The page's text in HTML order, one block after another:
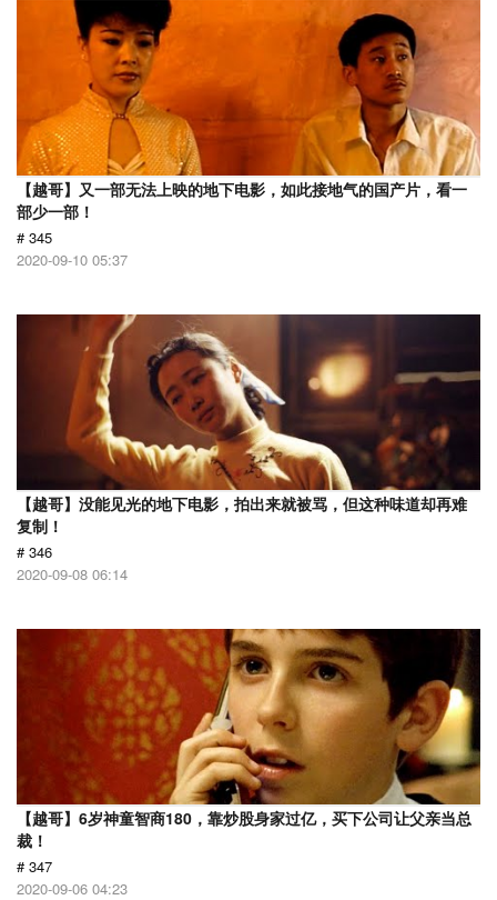
【越哥】又一部无法上映的地下电影，如此接地气的国产片，看一
部少一部！
# 345
2020-09-10 05:37
【越哥】没能见光的地下电影，拍出来就被骂，但这种味道却再难
复制！
# 346
2020-09-08 06:14
【越哥】6岁神童智商180，靠炒股身家过亿，买下公司让父亲当总
裁！
# 347
2020-09-06 04:23